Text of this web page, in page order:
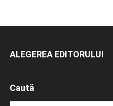
ALEGEREA EDITORULUI
Caută